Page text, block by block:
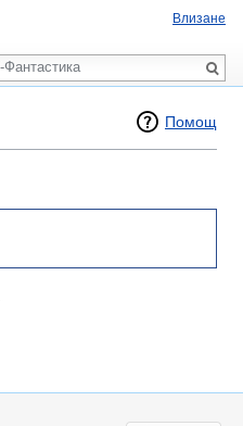
Помощ
Влизане